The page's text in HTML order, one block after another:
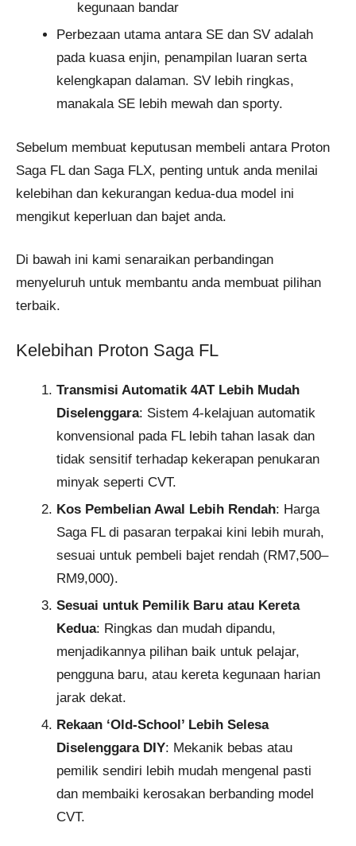
kegunaan bandar
Perbezaan utama antara SE dan SV adalah
pada kuasa enjin, penampilan luaran serta
kelengkapan dalaman. SV lebih ringkas,
manakala SE lebih mewah dan sporty.
Sebelum membuat keputusan membeli antara Proton
Saga FL dan Saga FLX, penting untuk anda menilai
kelebihan dan kekurangan kedua-dua model ini
mengikut keperluan dan bajet anda.
Di bawah ini kami senaraikan perbandingan
menyeluruh untuk membantu anda membuat pilihan
terbaik.
Kelebihan Proton Saga FL
Transmisi Automatik 4AT Lebih Mudah
Diselenggara: Sistem 4-kelajuan automatik
konvensional pada FL lebih tahan lasak dan
tidak sensitif terhadap kekerapan penukaran
minyak seperti CVT.
Kos Pembelian Awal Lebih Rendah: Harga
Saga FL di pasaran terpakai kini lebih murah,
sesuai untuk pembeli bajet rendah (RM7,500–
RM9,000).
Sesuai untuk Pemilik Baru atau Kereta
Kedua: Ringkas dan mudah dipandu,
menjadikannya pilihan baik untuk pelajar,
pengguna baru, atau kereta kegunaan harian
jarak dekat.
Rekaan ‘Old-School’ Lebih Selesa
Diselenggara DIY: Mekanik bebas atau
pemilik sendiri lebih mudah mengenal pasti
dan membaiki kerosakan berbanding model
CVT.